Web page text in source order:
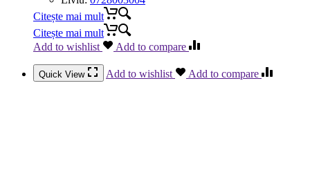
Citește mai mult
Citește mai mult
Add to wishlist
Add to compare
Quick View Add to wishlist Add to compare